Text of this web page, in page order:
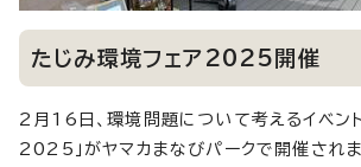
たじみ環境フェア2025開催
2月16日、環境問題について考えるイベン
2025」がヤマカまなびパークで開催されま